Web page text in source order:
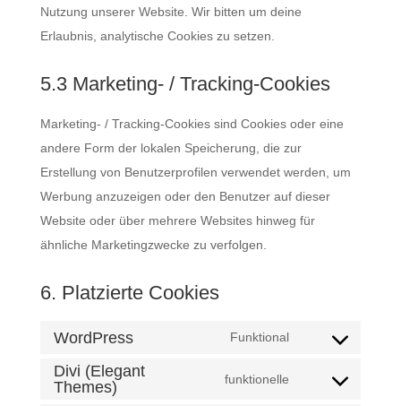
Nutzung unserer Website. Wir bitten um deine
Erlaubnis, analytische Cookies zu setzen.
5.3 Marketing- / Tracking-Cookies
Marketing- / Tracking-Cookies sind Cookies oder eine
andere Form der lokalen Speicherung, die zur
Erstellung von Benutzerprofilen verwendet werden, um
Werbung anzuzeigen oder den Benutzer auf dieser
Website oder über mehrere Websites hinweg für
ähnliche Marketingzwecke zu verfolgen.
6. Platzierte Cookies
WordPress Funktional
Consent
Divi (Elegant
Themes)
funktionelle
Consent